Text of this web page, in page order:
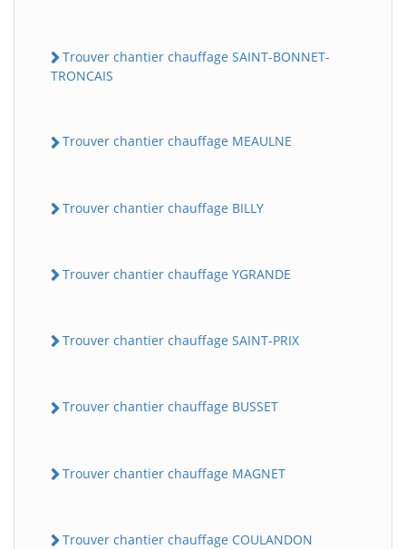
Trouver chantier chauffage SAINT-BONNET-
TRONCAIS
Trouver chantier chauffage MEAULNE
Trouver chantier chauffage BILLY
Trouver chantier chauffage YGRANDE
Trouver chantier chauffage SAINT-PRIX
Trouver chantier chauffage BUSSET
Trouver chantier chauffage MAGNET
Trouver chantier chauffage COULANDON